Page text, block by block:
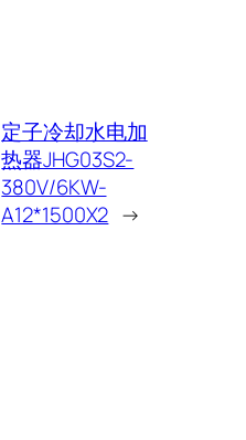
定子冷却水电加
热器JHG03S2-
380V/6KW-
A12*1500X2 →